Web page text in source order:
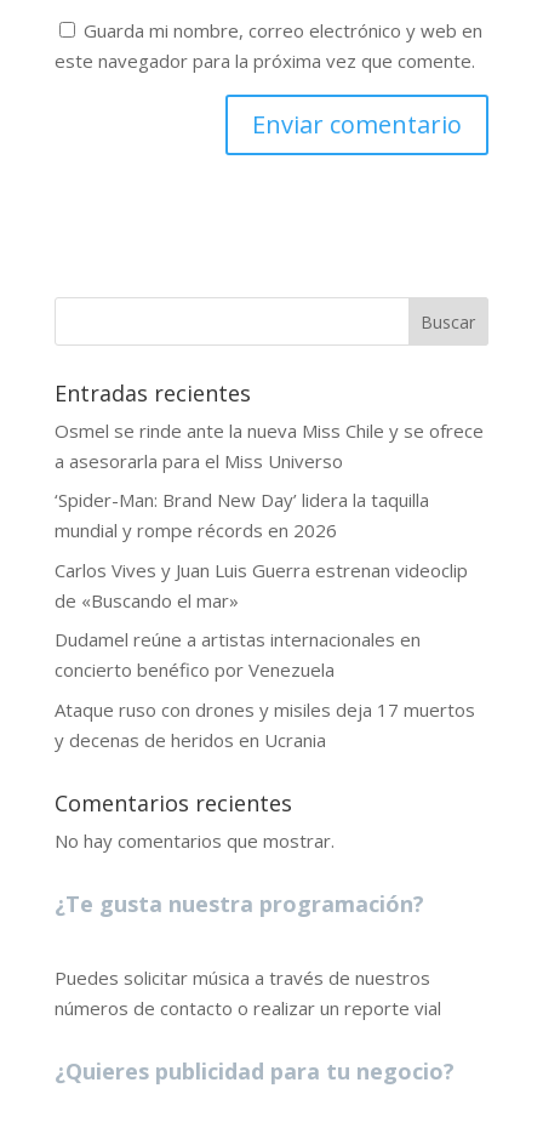
Guarda mi nombre, correo electrónico y web en
este navegador para la próxima vez que comente.
Buscar
Entradas recientes
Osmel se rinde ante la nueva Miss Chile y se ofrece
a asesorarla para el Miss Universo
‘Spider-Man: Brand New Day’ lidera la taquilla
mundial y rompe récords en 2026
Carlos Vives y Juan Luis Guerra estrenan videoclip
de «Buscando el mar»
Dudamel reúne a artistas internacionales en
concierto benéfico por Venezuela
Ataque ruso con drones y misiles deja 17 muertos
y decenas de heridos en Ucrania
Comentarios recientes
No hay comentarios que mostrar.
¿Te gusta nuestra programación?
Puedes solicitar música a través de nuestros
números de contacto o realizar un reporte vial
¿Quieres publicidad para tu negocio?